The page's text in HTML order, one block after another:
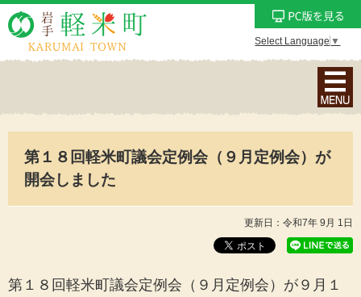
Select Language ▼
ナ
ビ
シ
メ
ニ
ュ
ー
第１８回軽米町議会定例会（９月定例会）が
開会しました
更新日：令和7年 9月 1日
第１８回軽米町議会定例会（９月定例会）が９月１